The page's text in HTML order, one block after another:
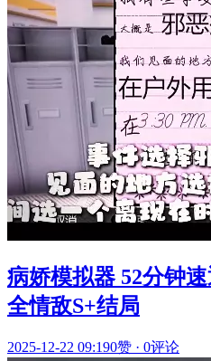
病娇模拟器 52分钟
全情敌S+结局
2025-12-22 09:190赞 · 0评论